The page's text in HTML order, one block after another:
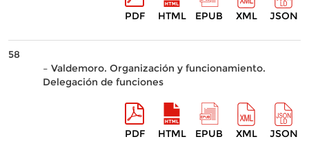
PDF HTML EPUB XML JSON
58
– Valdemoro. Organización y funcionamiento.
Delegación de funciones
PDF HTML EPUB XML JSON